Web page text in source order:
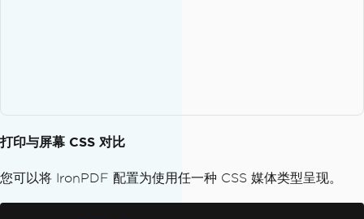
打印与屏幕 CSS 对比
您可以将 IronPDF 配置为使用任一种 CSS 媒体类型呈现。